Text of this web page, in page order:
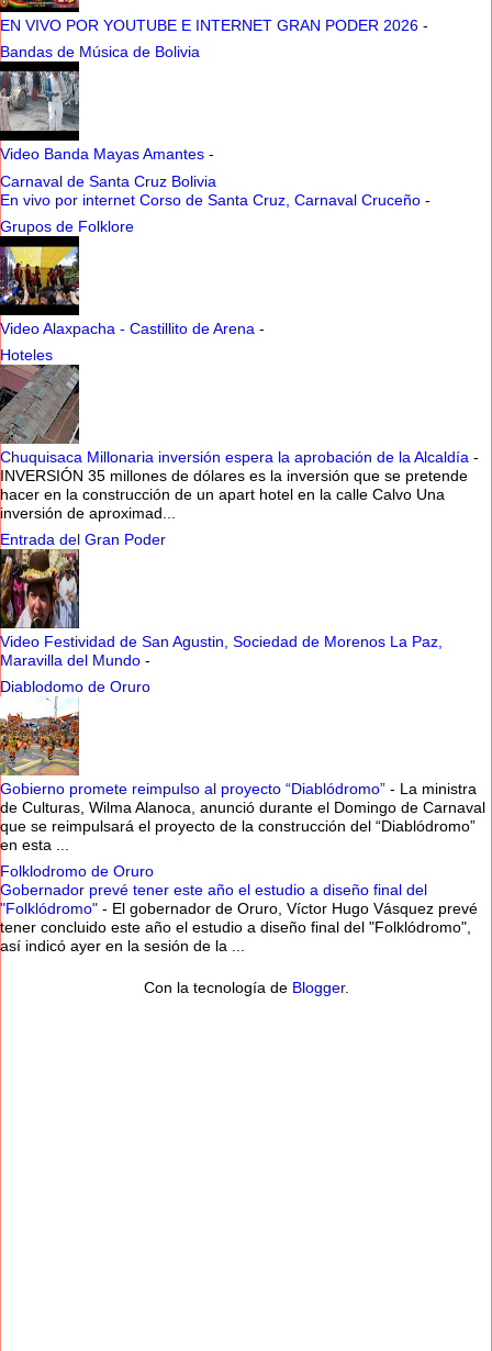
EN VIVO POR YOUTUBE E INTERNET GRAN PODER 2026 -
Bandas de Música de Bolivia
Video Banda Mayas Amantes -
Carnaval de Santa Cruz Bolivia
En vivo por internet Corso de Santa Cruz, Carnaval Cruceño -
Grupos de Folklore
Video Alaxpacha - Castillito de Arena -
Hoteles
Chuquisaca Millonaria inversión espera la aprobación de la Alcaldía -
INVERSIÓN 35 millones de dólares es la inversión que se pretende
hacer en la construcción de un apart hotel en la calle Calvo Una
inversión de aproximad...
Entrada del Gran Poder
Video Festividad de San Agustin, Sociedad de Morenos La Paz,
Maravilla del Mundo -
Diablodomo de Oruro
Gobierno promete reimpulso al proyecto “Diablódromo” - La ministra
de Culturas, Wilma Alanoca, anunció durante el Domingo de Carnaval
que se reimpulsará el proyecto de la construcción del “Diablódromo”
en esta ...
Folklodromo de Oruro
Gobernador prevé tener este año el estudio a diseño final del
"Folklódromo" - El gobernador de Oruro, Víctor Hugo Vásquez prevé
tener concluido este año el estudio a diseño final del "Folklódromo",
así indicó ayer en la sesión de la ...
Con la tecnología de Blogger.